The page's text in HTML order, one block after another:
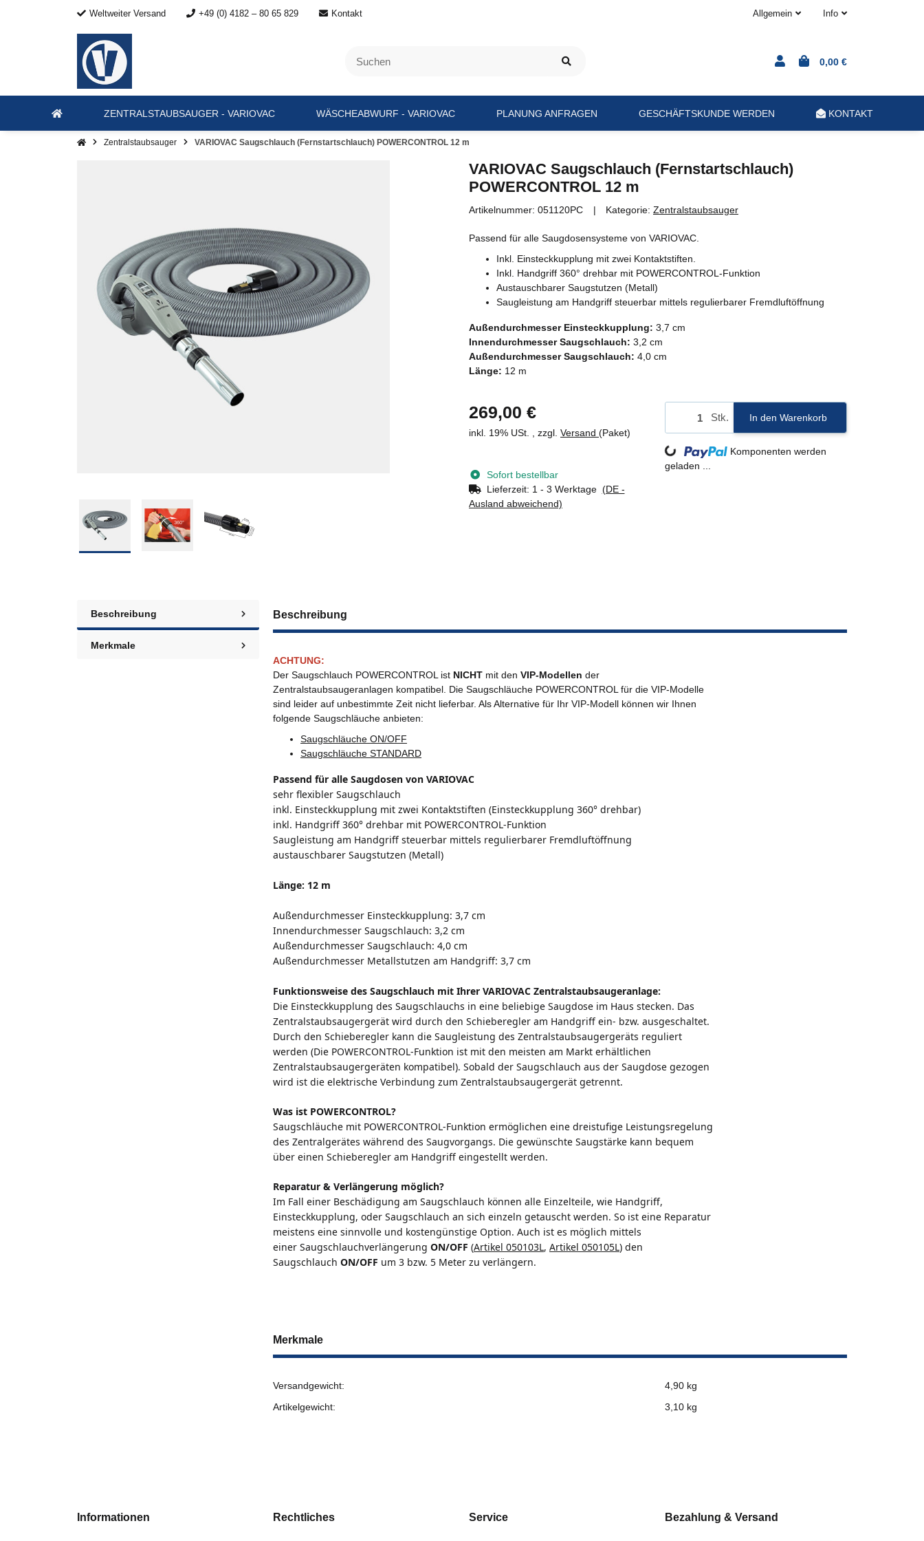
Weltweiter Versand +49 (0) 4182 – 80 65 829 Kontakt Allgemein Info
0,00 €
ZENTRALSTAUBSAUGER - VARIOVAC WÄSCHEABWURF - VARIOVAC PLANUNG ANFRAGEN GESCHÄFTSKUNDE WERDEN KONTAKT
Zentralstaubsauger VARIOVAC Saugschlauch (Fernstartschlauch) POWERCONTROL 12 m
VARIOVAC Saugschlauch (Fernstartschlauch)
POWERCONTROL 12 m
Artikelnummer: 051120PC Kategorie: Zentralstaubsauger
Passend für alle Saugdosensysteme von VARIOVAC.
Inkl. Einsteckkupplung mit zwei Kontaktstiften.
Inkl. Handgriff 360° drehbar mit POWERCONTROL-Funktion
Austauschbarer Saugstutzen (Metall)
Saugleistung am Handgriff steuerbar mittels regulierbarer Fremdluftöffnung
Außendurchmesser Einsteckkupplung: 3,7 cm
Innendurchmesser Saugschlauch: 3,2 cm
Außendurchmesser Saugschlauch: 4,0 cm
Länge: 12 m
269,00 €
inkl. 19% USt. , zzgl. Versand (Paket)
Sofort bestellbar
Lieferzeit: 1 - 3 Werktage (DE -
Ausland abweichend)
Stk. In den Warenkorb
Loading...
Komponenten werden
geladen ...
Beschreibung
Merkmale
Beschreibung
ACHTUNG:
Der Saugschlauch POWERCONTROL ist NICHT mit den VIP-Modellen der
Zentralstaubsaugeranlagen kompatibel. Die Saugschläuche POWERCONTROL für die VIP-Modelle
sind leider auf unbestimmte Zeit nicht lieferbar. Als Alternative für Ihr VIP-Modell können wir Ihnen
folgende Saugschläuche anbieten:
Saugschläuche ON/OFF
Saugschläuche STANDARD
Passend für alle Saugdosen von VARIOVAC
sehr flexibler Saugschlauch
inkl. Einsteckkupplung mit zwei Kontaktstiften (Einsteckkupplung 360° drehbar)
inkl. Handgriff 360° drehbar mit POWERCONTROL-Funktion
Saugleistung am Handgriff steuerbar mittels regulierbarer Fremdluftöffnung
austauschbarer Saugstutzen (Metall)
Länge: 12 m
Außendurchmesser Einsteckkupplung: 3,7 cm
Innendurchmesser Saugschlauch: 3,2 cm
Außendurchmesser Saugschlauch: 4,0 cm
Außendurchmesser Metallstutzen am Handgriff: 3,7 cm
Funktionsweise des Saugschlauch mit Ihrer VARIOVAC Zentralstaubsaugeranlage:
Die Einsteckkupplung des Saugschlauchs in eine beliebige Saugdose im Haus stecken. Das
Zentralstaubsaugergerät wird durch den Schieberegler am Handgriff ein- bzw. ausgeschaltet.
Durch den Schieberegler kann die Saugleistung des Zentralstaubsaugergeräts reguliert
werden (Die POWERCONTROL-Funktion ist mit den meisten am Markt erhältlichen
Zentralstaubsaugergeräten kompatibel). Sobald der Saugschlauch aus der Saugdose gezogen
wird ist die elektrische Verbindung zum Zentralstaubsaugergerät getrennt.
Was ist POWERCONTROL?
Saugschläuche mit POWERCONTROL-Funktion ermöglichen eine dreistufige Leistungsregelung
des Zentralgerätes während des Saugvorgangs. Die gewünschte Saugstärke kann bequem
über einen Schieberegler am Handgriff eingestellt werden.
Reparatur & Verlängerung möglich?
Im Fall einer Beschädigung am Saugschlauch können alle Einzelteile, wie Handgriff,
Einsteckkupplung, oder Saugschlauch an sich einzeln getauscht werden. So ist eine Reparatur
meistens eine sinnvolle und kostengünstige Option. Auch ist es möglich mittels
einer Saugschlauchverlängerung ON/OFF (Artikel 050103L, Artikel 050105L) den
Saugschlauch ON/OFF um 3 bzw. 5 Meter zu verlängern.
Merkmale
Versandgewicht:
4,90 kg
Artikelgewicht:
3,10 kg
Informationen Rechtliches Service Bezahlung & Versand